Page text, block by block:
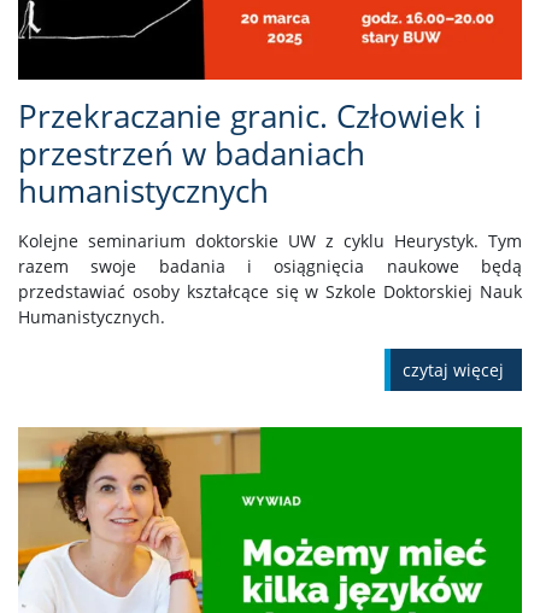
Przekraczanie granic. Człowiek i
przestrzeń w badaniach
humanistycznych
Kolejne seminarium doktorskie UW z cyklu Heurystyk. Tym
razem swoje badania i osiągnięcia naukowe będą
przedstawiać osoby kształcące się w Szkole Doktorskiej Nauk
Humanistycznych.
czytaj więcej